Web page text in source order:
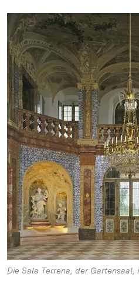
Die Sala Terrena, der Gartensaal,